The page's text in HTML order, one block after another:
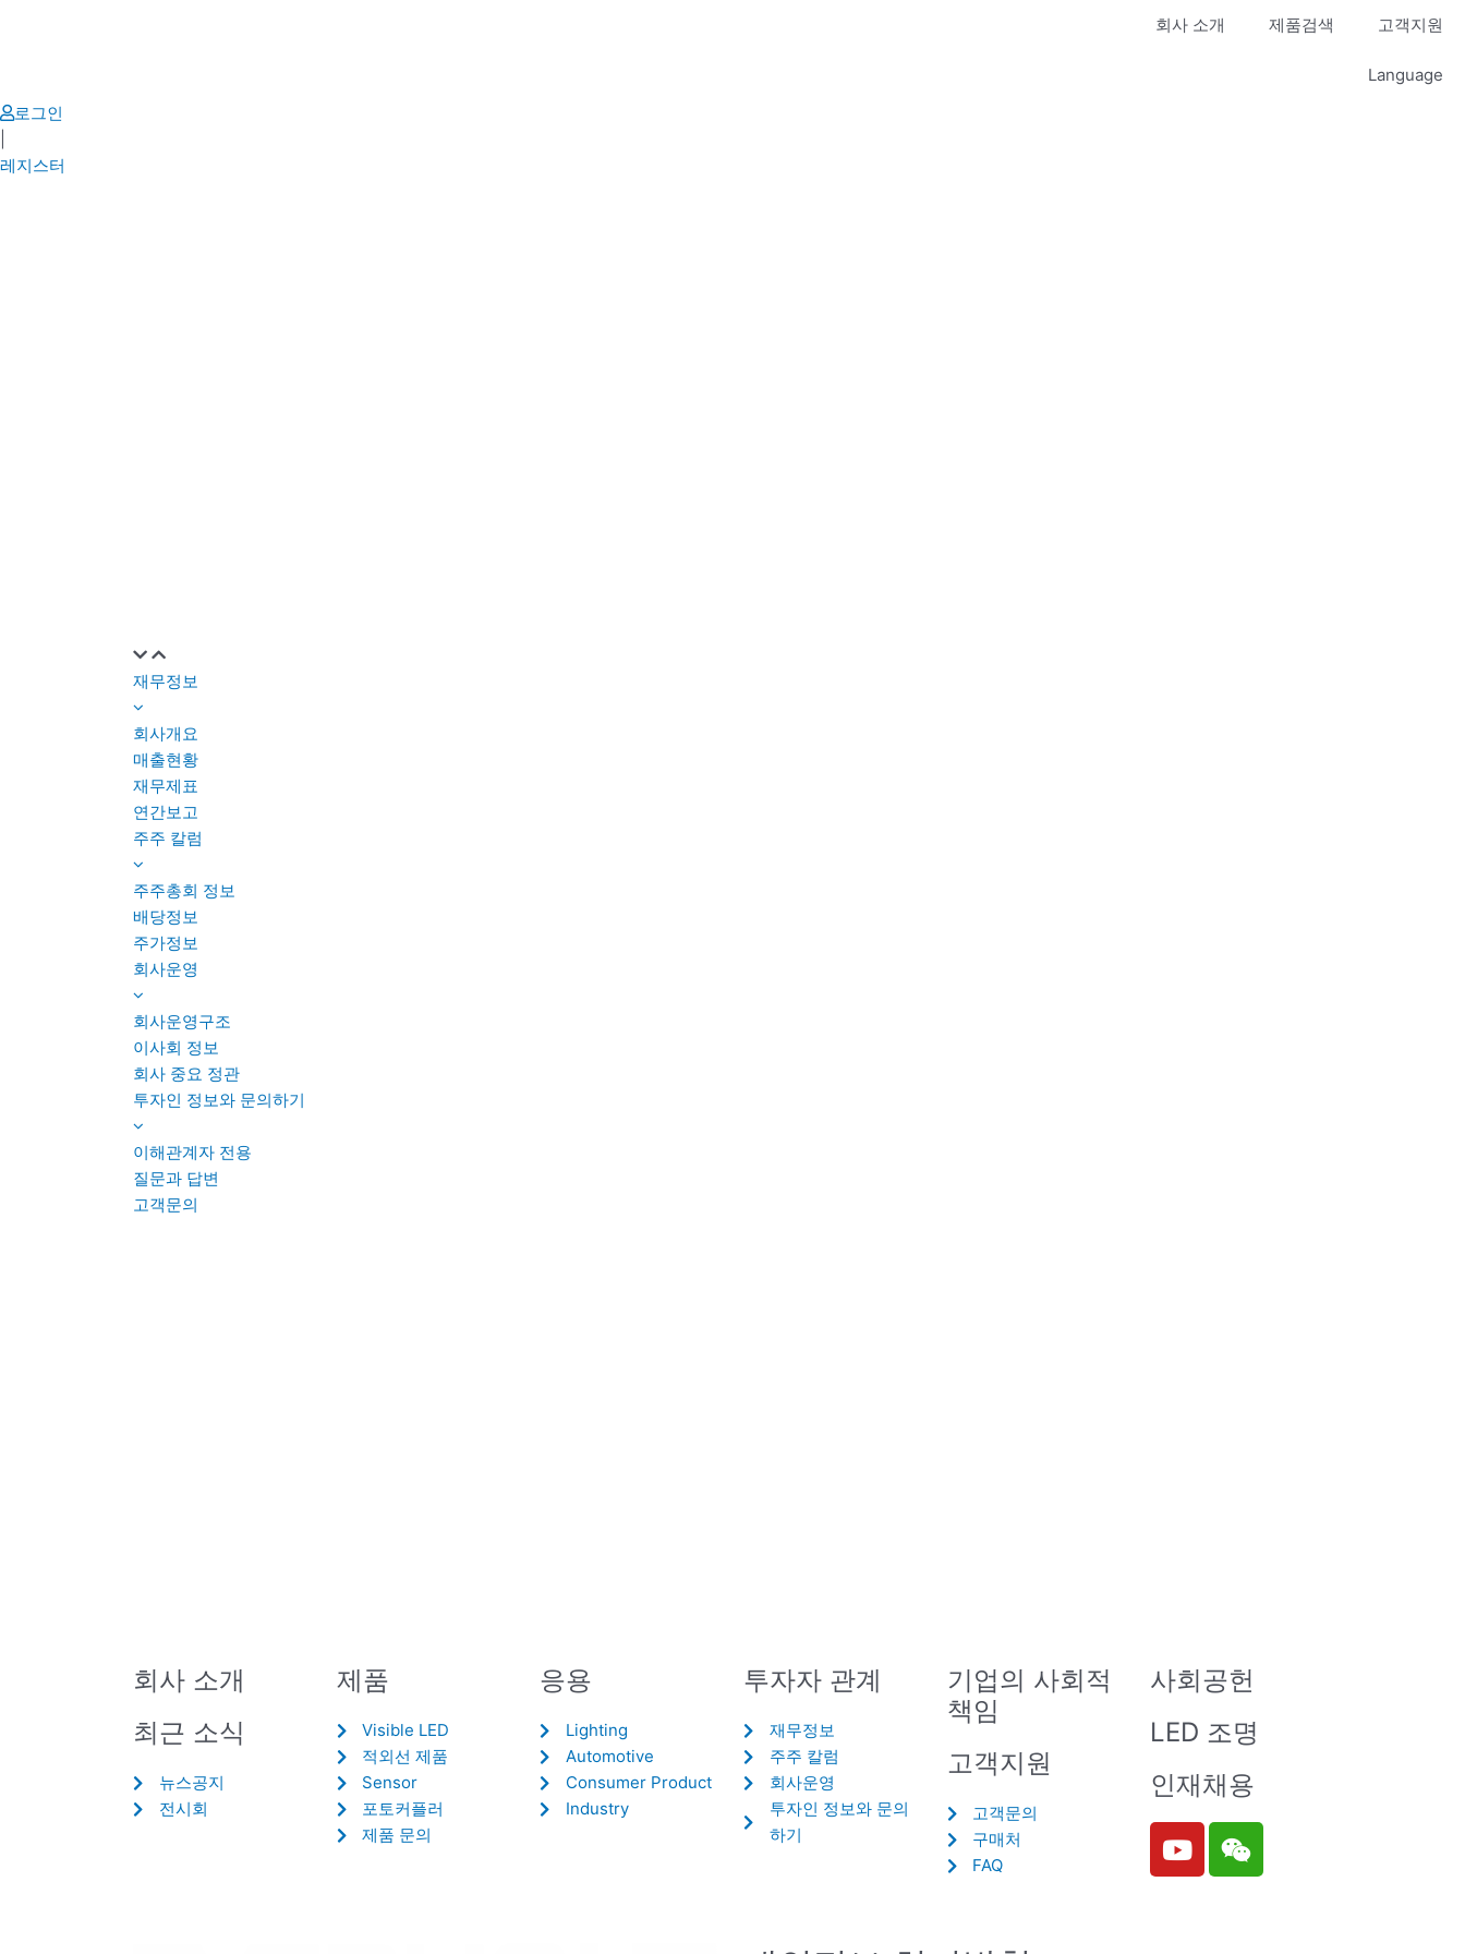
회사 소개 제품검색 고객지원
Language
로그인
레지스터
재무정보
회사개요
매출현황
재무제표
연간보고
주주 칼럼
주주총회 정보
배당정보
주가정보
회사운영
회사운영구조
이사회 정보
회사 중요 정관
투자인 정보와 문의하기
이해관계자 전용
질문과 답변
고객문의
회사 소개
최근 소식
뉴스공지
전시회
제품
Visible LED
적외선 제품
Sensor
포토커플러
제품 문의
응용
Lighting
Automotive
Consumer Product
Industry
투자자 관계
재무정보
주주 칼럼
회사운영
투자인 정보와 문의
하기
기업의 사회적
책임
고객지원
고객문의
구매처
FAQ
사회공헌
LED 조명
인재채용
Y
o
W
e